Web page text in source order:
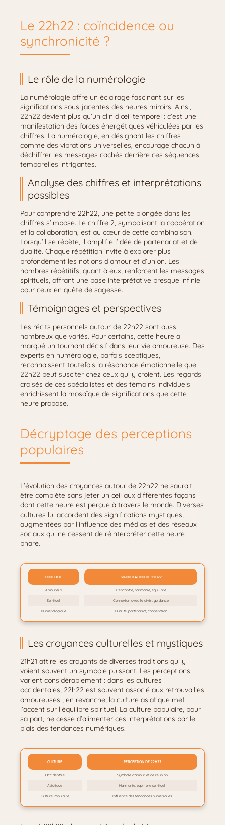
Le 22h22 : coïncidence ou
synchronicité ?
Le rôle de la numérologie
La numérologie offre un éclairage fascinant sur les
significations sous-jacentes des heures miroirs. Ainsi,
22h22 devient plus qu’un clin d’œil temporel : c’est une
manifestation des forces énergétiques véhiculées par les
chiffres. La numérologie, en désignant les chiffres
comme des vibrations universelles, encourage chacun à
déchiffrer les messages cachés derrière ces séquences
temporelles intrigantes.
Analyse des chiffres et interprétations
possibles
Pour comprendre 22h22, une petite plongée dans les
chiffres s’impose. Le chiffre 2, symbolisant la coopération
et la collaboration, est au cœur de cette combinaison.
Lorsqu’il se répète, il amplifie l’idée de partenariat et de
dualité. Chaque répétition invite à explorer plus
profondément les notions d’amour et d’union. Les
nombres répétitifs, quant à eux, renforcent les messages
spirituels, offrant une base interprétative presque infinie
pour ceux en quête de sagesse.
Témoignages et perspectives
Les récits personnels autour de 22h22 sont aussi
nombreux que variés. Pour certains, cette heure a
marqué un tournant décisif dans leur vie amoureuse. Des
experts en numérologie, parfois sceptiques,
reconnaissent toutefois la résonance émotionnelle que
22h22 peut susciter chez ceux qui y croient. Les regards
croisés de ces spécialistes et des témoins individuels
enrichissent la mosaïque de significations que cette
heure propose.
Décryptage des perceptions
populaires
L’évolution des croyances autour de 22h22 ne saurait
être complète sans jeter un œil aux différentes façons
dont cette heure est perçue à travers le monde. Diverses
cultures lui accordent des significations mystiques,
augmentées par l’influence des médias et des réseaux
sociaux qui ne cessent de réinterpréter cette heure
phare.
CONTEXTE SIGNIFICATION DE 22H22
Amoureux Rencontre, harmonie, équilibre
Spirituel Connexion avec le divin, guidance
Numérologique Dualité, partenariat, coopération
Les croyances culturelles et mystiques
21h21 attire les croyants de diverses traditions qui y
voient souvent un symbole puissant. Les perceptions
varient considérablement : dans les cultures
occidentales, 22h22 est souvent associé aux retrouvailles
amoureuses ; en revanche, la culture asiatique met
l’accent sur l’équilibre spirituel. La culture populaire, pour
sa part, ne cesse d’alimenter ces interprétations par le
biais des tendances numériques.
CULTURE PERCEPTION DE 22H22
Occidentale Symbole d’amour et de réunion
Asiatique Harmonie, équilibre spirituel
Culture Populaire Influence des tendances numériques